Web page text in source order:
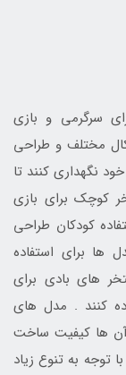
سرگرمی و بازی
مختلف و طراحی
نگهداری کنند تا
کوچک برای بازی
کودکان طراحی
ها برای استفاده
های بادی برای
کنند . مدل های
آن ها کیفیت ساخت
توجه به تنوع زیاد